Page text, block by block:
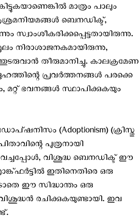
മാത്രം പാലും
ബെനഡിക്ട്,
നിരാശാജനകമായിരുന്നു,
തീരുമാനിച്ചു. കാലക്രമേണ
പ്രവര്‍ത്തനങ്ങള്‍ പരക്കെ
മറ്റ് ഭവനങ്ങള്‍ സ്ഥാപിക്കുകയും
(Adoptionism) (ക്രിസ്തു
പുത്രനായി
വച്ചപ്പോള്‍, വിശുദ്ധ ബെനഡിക്ട് ഈ
ഇതിനെതിരെ ഒരു
ഈ സിദ്ധാന്തം ഒരു
രചിക്കുകയുണ്ടായി. ഇവ